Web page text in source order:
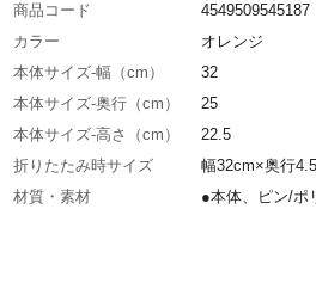
商品コード
4549509545187
カラー
オレンジ
本体サイズ-幅（cm）
32
本体サイズ-奥行（cm）
25
本体サイズ-高さ（cm）
22.5
折りたたみ時サイズ
幅32cm×奥行
材質・素材
●本体、ピン/